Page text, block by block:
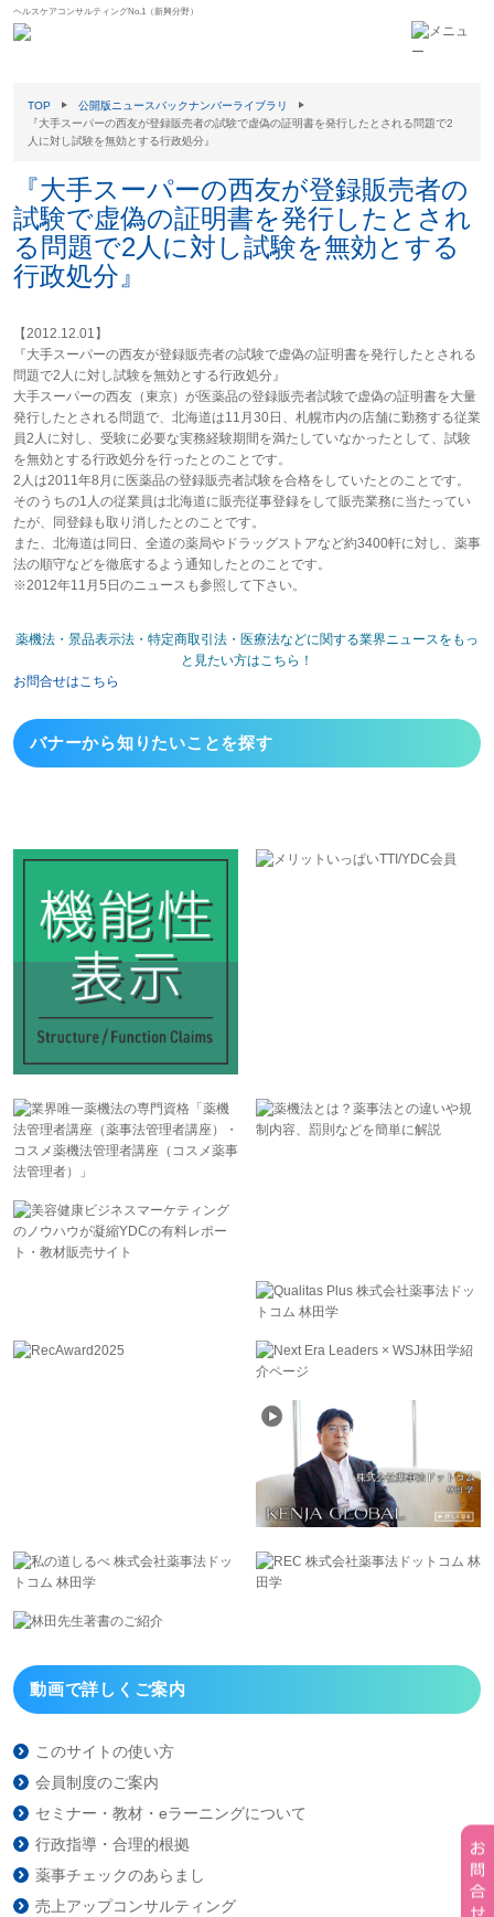
ヘルスケアコンサルティングNo.1（新興分野）
TOP
公開版ニュースバックナンバーライブラリ
『大手スーパーの西友が登録販売者の試験で虚偽の証明書を発行したとされる問題で2
人に対し試験を無効とする行政処分』
『大手スーパーの西友が登録販売者の
試験で虚偽の証明書を発行したとされ
る問題で2人に対し試験を無効とする
行政処分』
【2012.12.01】
『大手スーパーの西友が登録販売者の試験で虚偽の証明書を発行したとされる
問題で2人に対し試験を無効とする行政処分』
大手スーパーの西友（東京）が医薬品の登録販売者試験で虚偽の証明書を大量
発行したとされる問題で、北海道は11月30日、札幌市内の店舗に勤務する従業
員2人に対し、受験に必要な実務経験期間を満たしていなかったとして、試験
を無効とする行政処分を行ったとのことです。
2人は2011年8月に医薬品の登録販売者試験を合格をしていたとのことです。
そのうちの1人の従業員は北海道に販売従事登録をして販売業務に当たってい
たが、同登録も取り消したとのことです。
また、北海道は同日、全道の薬局やドラッグストアなど約3400軒に対し、薬事
法の順守などを徹底するよう通知したとのことです。
※2012年11月5日のニュースも参照して下さい。
薬機法・景品表示法・特定商取引法・医療法などに関する業界ニュースをもっ
と見たい方はこちら！
お問合せはこちら
バナーから知りたいことを探す
動画で詳しくご案内
このサイトの使い方
会員制度のご案内
セミナー・教材・eラーニングについて
行政指導・合理的根拠
薬事チェックのあらまし
売上アップコンサルティング